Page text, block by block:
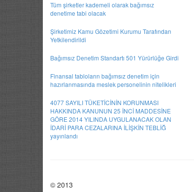
Tüm şirketler kademeli olarak bağımsız
denetime tabi olacak
Şirketimiz Kamu Gözetimi Kurumu Tarafından
Yetkilendirildi
Bağımsız Denetim Standartı 501 Yürürlüğe Girdi
Finansal tabloların bağımsız denetim için
hazırlanmasında meslek personelinin nitelikleri
4077 SAYILI TÜKETİCİNİN KORUNMASI
HAKKINDA KANUNUN 25 İNCİ MADDESİNE
GÖRE 2014 YILINDA UYGULANACAK OLAN
İDARİ PARA CEZALARINA İLİŞKİN TEBLİĞ
yayınlandı
© 2013